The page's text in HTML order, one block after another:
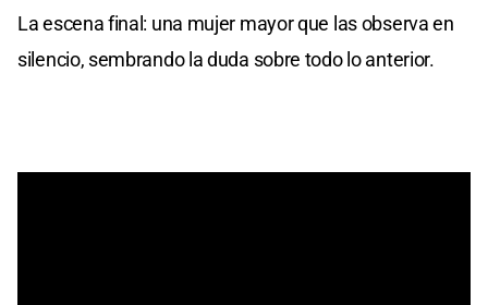
La escena final: una mujer mayor que las observa en
silencio, sembrando la duda sobre todo lo anterior.